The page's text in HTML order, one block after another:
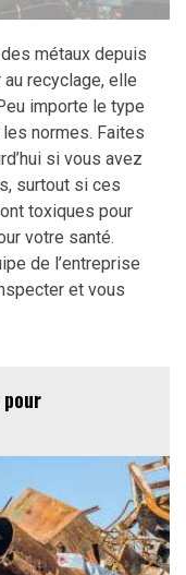
métaux depuis
recyclage, elle
importe le type
normes. Faites
si vous avez
surtout si ces
toxiques pour
votre santé.
de l’entreprise
et vous